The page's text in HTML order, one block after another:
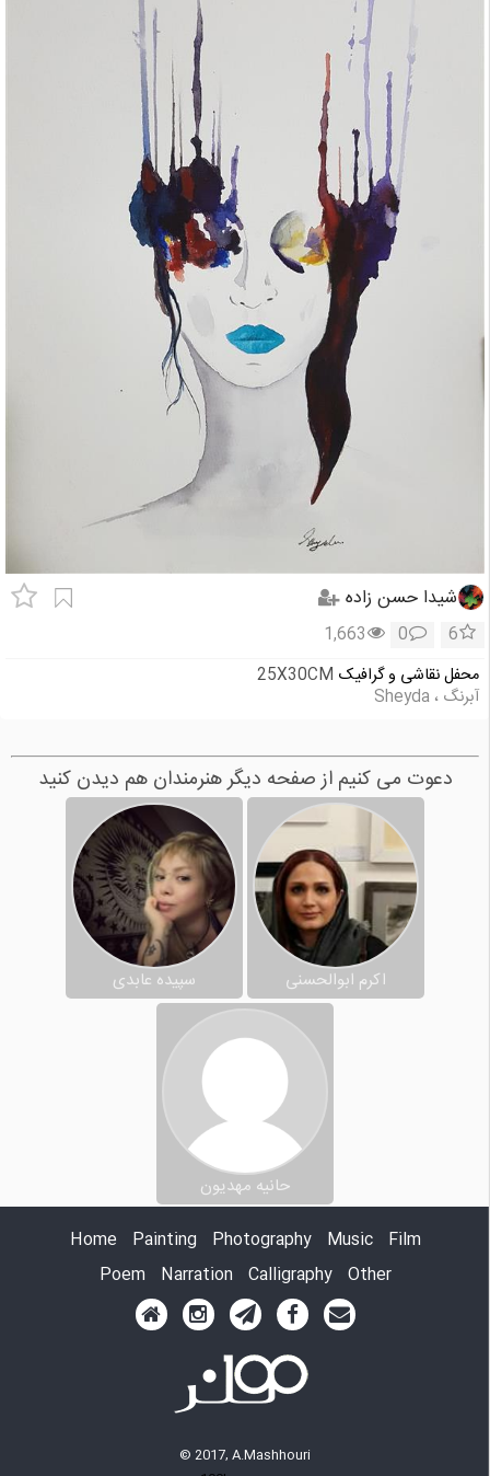
شیدا حسن زاده
6
0
1,663
محفل نقاشی و گرافیک 25X30CM
آبرنگ ، Sheyda
دعوت می کنیم از صفحه دیگر هنرمندان هم دیدن کنید
اکرم ابوالحسنی سپیده عابدی
حانیه مهدیون
Home
Painting Photography Music
Film
Poem
Narration Calligraphy Other
© 2017, A.Mashhouri